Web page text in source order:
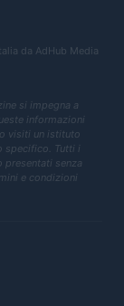
da AdHub Media
si impegna a
informazioni
visiti un istituto
specifico. Tutti i
senza
e condizioni